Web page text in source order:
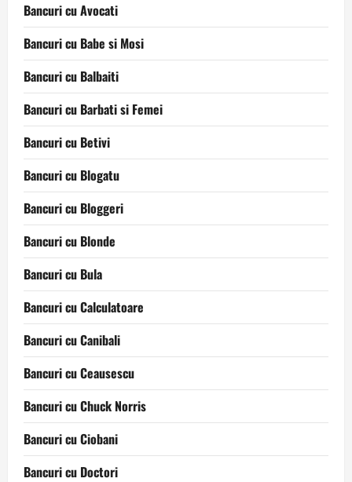
Bancuri cu Avocati
Bancuri cu Babe si Mosi
Bancuri cu Balbaiti
Bancuri cu Barbati si Femei
Bancuri cu Betivi
Bancuri cu Blogatu
Bancuri cu Bloggeri
Bancuri cu Blonde
Bancuri cu Bula
Bancuri cu Calculatoare
Bancuri cu Canibali
Bancuri cu Ceausescu
Bancuri cu Chuck Norris
Bancuri cu Ciobani
Bancuri cu Doctori